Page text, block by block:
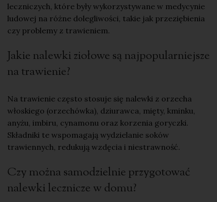
leczniczych, które były wykorzystywane w medycynie
ludowej na różne dolegliwości, takie jak przeziębienia
czy problemy z trawieniem.
Jakie nalewki ziołowe są najpopularniejsze
na trawienie?
Na trawienie często stosuje się nalewki z orzecha
włoskiego (orzechówka), dziurawca, mięty, kminku,
anyżu, imbiru, cynamonu oraz korzenia goryczki.
Składniki te wspomagają wydzielanie soków
trawiennych, redukują wzdęcia i niestrawność.
Czy można samodzielnie przygotować
nalewki lecznicze w domu?